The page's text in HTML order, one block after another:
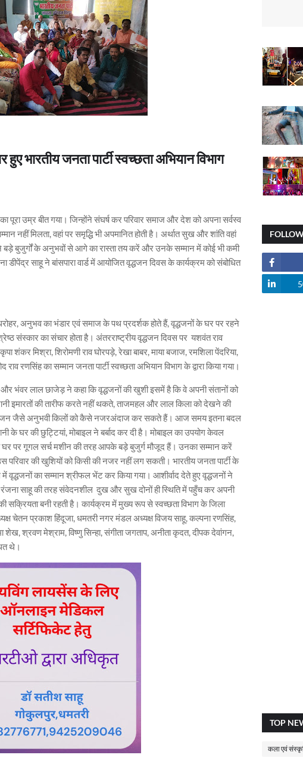
हुए भारतीय जनता पार्टी स्वच्छता अभियान विभाग
उम्र बीत गया। जिन्होंने संघर्ष कर परिवार समाज और देश को अपना सर्वस्व
नहीं मिलता, वहां पर समृद्धि भी अपमानित होती है। अर्थात सुख और शांति वहां
बड़े बुजुर्गों के अनुभवों से आगे का रास्ता तय करें और उनके सम्मान में कोई भी कमी
डीपेंद्र साहू ने बांसपारा वार्ड में आयोजित वृद्धजन दिवस के कार्यक्रम को संबोधित
अनुभव का भंडार एवं समाज के पथ प्रदर्शक होते हैं, वृद्धजनों के घर पर रहने
संस्कार का संचार होता है। अंतरराष्ट्रीय वृद्धजन दिवस पर यशवंत राव
मिश्रा, शिरोमणी राव घोरपड़े, रेखा बाबर, माया बजाज, रमशिला पेंदरिया,
राव रणसिंह का सम्मान जनता पार्टी स्वच्छता अभियान विभाग के द्वारा किया गया।
भंवर लाल छाजेड़ ने कहा कि वृद्धजनों की खुशी इसमें है कि वे अपनी संतानों को
इमारतों की तारीफ करते नहीं थकते, ताजमहल और लाल किला को देखने की
जैसे अनुभवी किलों को कैसे नजरअंदाज कर सकते हैं। आज समय इतना बदल
के घर की छुट्टियां, मोबाइल ने बर्बाद कर दी है। मोबाइल का उपयोग केवल
पर गूगल सर्च मशीन की तरह आपके बड़े बुजुर्ग मौजूद हैं। उनका सम्मान करें
की खुशियों को किसी की नजर नहीं लग सकती। भारतीय जनता पार्टी के
में वृद्धजनों का सम्मान श्रीफल भेंट कर किया गया। आशीर्वाद देते हुए वृद्धजनों ने
रंजना साहू की तरह संवेदनशील दुख और सुख दोनों ही स्थिति में पहुँच कर अपनी
सक्रियता बनी रहती है। कार्यक्रम में मुख्य रूप से स्वच्छता विभाग के जिला
चेतन प्रकाश हिंदूजा, धमतरी नगर मंडल अध्यक्ष विजय साहू, कल्पना रणसिंह,
शेख, श्रवण मेश्राम, विष्णु सिन्हा, संगीता जगताप, अनीता कृदत, दीपक देवांगन,
थे।
TOP
कला एवं